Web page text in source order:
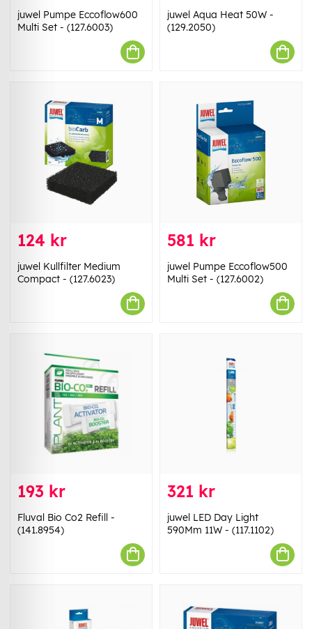
juwel Pumpe Eccoflow600
Multi Set - (127.6003)
juwel Aqua Heat 50W -
(129.2050)
124 kr
juwel Kullfilter Medium
Compact - (127.6023)
581 kr
juwel Pumpe Eccoflow500
Multi Set - (127.6002)
193 kr
Fluval Bio Co2 Refill -
(141.8954)
321 kr
juwel LED Day Light
590Mm 11W - (117.1102)